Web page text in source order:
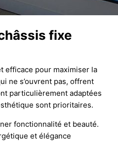
fixe
efficace pour maximiser la
ne s’ouvrent pas, offrent
particulièrement adaptées
sont prioritaires.
fonctionnalité et beauté.
et élégance